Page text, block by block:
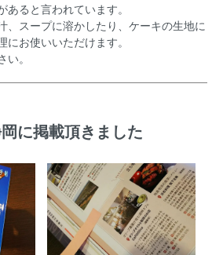
ると言われています。
、スープに溶かしたり、ケーキの生地に
お使いいただけます。
。
に掲載頂きました